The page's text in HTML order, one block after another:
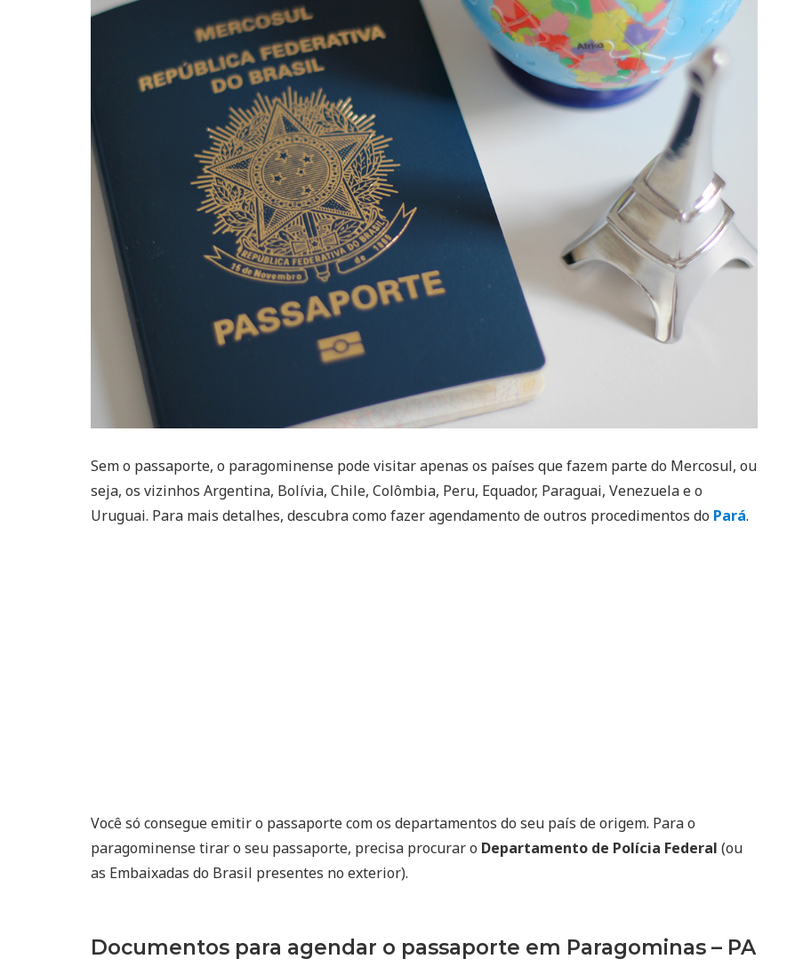
Sem o passaporte, o paragominense pode visitar apenas os países que fazem parte do Mercosul, ou
seja, os vizinhos Argentina, Bolívia, Chile, Colômbia, Peru, Equador, Paraguai, Venezuela e o
Uruguai. Para mais detalhes, descubra como fazer agendamento de outros procedimentos do Pará.
Você só consegue emitir o passaporte com os departamentos do seu país de origem. Para o
paragominense tirar o seu passaporte, precisa procurar o Departamento de Polícia Federal (ou
as Embaixadas do Brasil presentes no exterior).
Documentos para agendar o passaporte em Paragominas – PA